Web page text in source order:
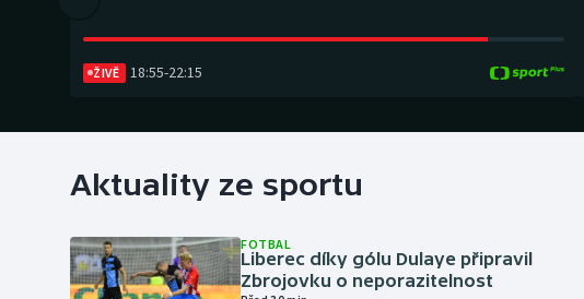
ŽIVĚ 18:55-22:15
Aktuality ze sportu
FOTBAL
Liberec díky gólu Dulaye připravil
Zbrojovku o neporazitelnost